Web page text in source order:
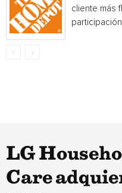
cliente más
LG
Care